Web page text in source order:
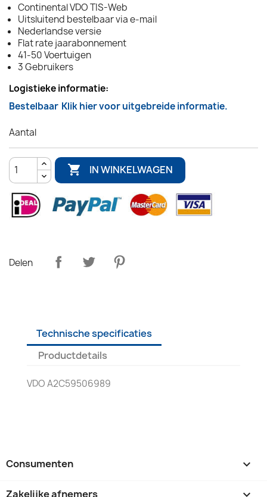
Continental VDO TIS-Web
Uitsluitend bestelbaar via e-mail
Nederlandse versie
Flat rate jaarabonnement
41-50 Voertuigen
3 Gebruikers
Logistieke informatie:
Bestelbaar Klik hier voor uitgebreide informatie.
Aantal
 IN WINKELWAGEN
Delen
Technische specificaties
Productdetails
VDO A2C59506989
Consumenten 
Zakelijke afnemers